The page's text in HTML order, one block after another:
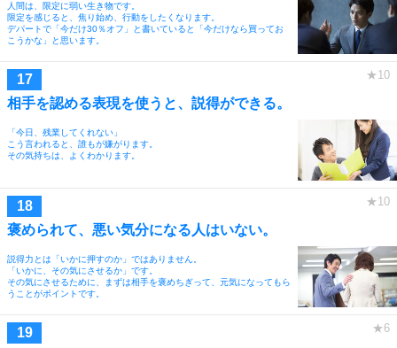
人間は、限定に弱い生き物です。
限定を感じると、焦り始め、行動をしたくなります。
デパートで「今だけ30％オフ」と書いていると「今だけなら買ってお
こうかな」と思います。
相手を認める表現を使うと、説得ができる。
「今日、残業してくれない」
こう言われると、誰もが嫌がります。
その気持ちは、よくわかります。
褒められて、悪い気分になる人はいない。
説得力とは「いかに押すのか」ではありません。
「いかに、その気にさせるか」です。
その気にさせるために、まずは相手を褒めちぎって、元気になってもら
うことがポイントです。